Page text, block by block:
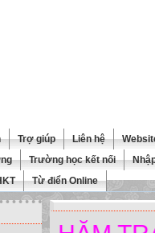
Trợ giúp Liên hệ
Trường học kết nối
Từ điển Online